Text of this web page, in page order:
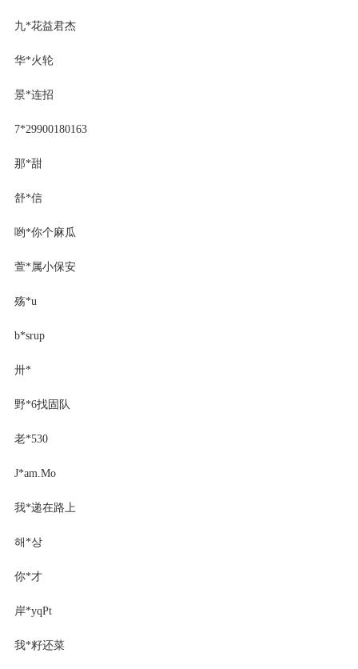
九*花益君杰
华*火轮
景*连招
7*29900180163
那*甜
舒*信
哟*你个麻瓜
萱*属小保安
殇*u
b*srup
卅*
野*6找固队
老*530
J*am.Mo
我*递在路上
해*상
你*才
岸*yqPt
我*籽还菜